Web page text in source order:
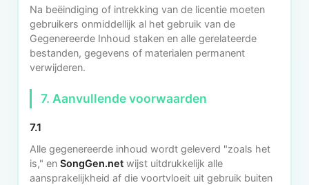
Na beëindiging of intrekking van de licentie moeten
gebruikers onmiddellijk al het gebruik van de
Gegenereerde Inhoud staken en alle gerelateerde
bestanden, gegevens of materialen permanent
verwijderen.
7. Aanvullende voorwaarden
7.1
Alle gegenereerde inhoud wordt geleverd "zoals het
is," en SongGen.net wijst uitdrukkelijk alle
aansprakelijkheid af die voortvloeit uit gebruik buiten